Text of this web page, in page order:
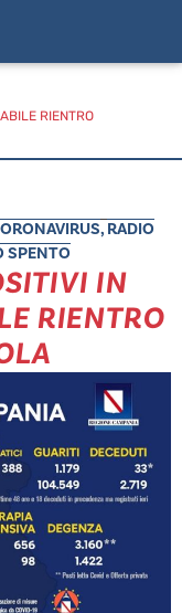
RIENTRO
, RADIO
SPENTO
IN
RIENTRO